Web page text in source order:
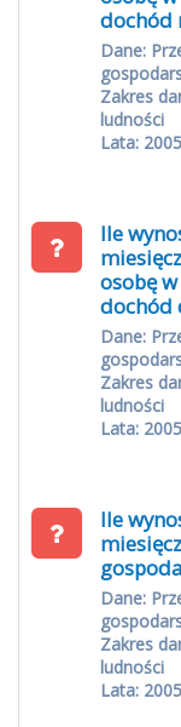
dochód
Dane:
Zakres
ludności
Lata:
Ile
osobę
dochód
Dane:
Zakres
ludności
Lata:
Ile
Dane:
Zakres
ludności
Lata: